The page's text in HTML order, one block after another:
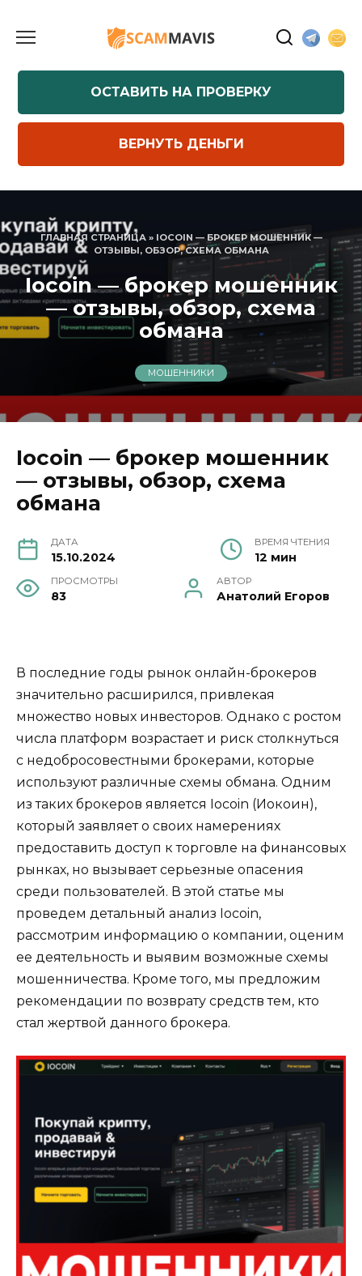
содержанию
ОСТАВИТЬ НА ПРОВЕРКУ
ВЕРНУТЬ ДЕНЬГИ
ГЛАВНАЯ СТРАНИЦА» IOCOIN — БРОКЕР МОШЕННИК —
ОТЗЫВЫ, ОБЗОР, СХЕМА ОБМАНА
Iocoin — брокер мошенник
— отзывы, обзор, схема
обмана
МОШЕННИКИ
Iocoin — брокер мошенник
— отзывы, обзор, схема
обмана
ДАТА
15.10.2024
ВРЕМЯ ЧТЕНИЯ
12 мин
ПРОСМОТРЫ
83
АВТОР
Анатолий Егоров
В последние годы рынок онлайн-брокеров
значительно расширился, привлекая
множество новых инвесторов. Однако с ростом
числа платформ возрастает и риск столкнуться
с недобросовестными брокерами, которые
используют различные схемы обмана. Одним
из таких брокеров является Iocoin (Иокоин),
который заявляет о своих намерениях
предоставить доступ к торговле на финансовых
рынках, но вызывает серьезные опасения
среди пользователей. В этой статье мы
проведем детальный анализ Iocoin,
рассмотрим информацию о компании, оценим
ее деятельность и выявим возможные схемы
мошенничества. Кроме того, мы предложим
рекомендации по возврату средств тем, кто
стал жертвой данного брокера.